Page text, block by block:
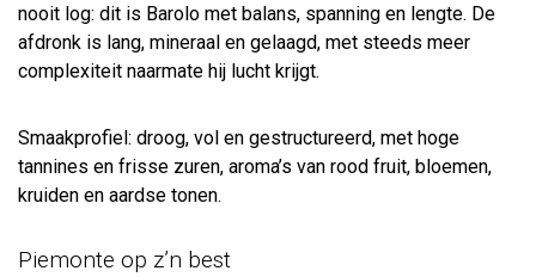
nooit log: dit is Barolo met balans, spanning en lengte. De
afdronk is lang, mineraal en gelaagd, met steeds meer
complexiteit naarmate hij lucht krijgt.
Smaakprofiel: droog, vol en gestructureerd, met hoge
tannines en frisse zuren, aroma’s van rood fruit, bloemen,
kruiden en aardse tonen.
Piemonte op z’n best